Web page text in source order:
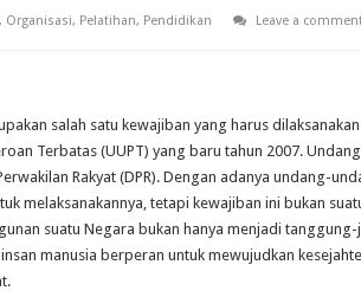
, Organisasi, Pelatihan, Pendidikan
Leave a
salah satu kewajiban yang harus
Terbatas (UUPT) yang baru tahun 2007.
Rakyat (DPR). Dengan adanya undang-
melaksanakannya, tetapi kewajiban ini bukan
suatu Negara bukan hanya menjadi
manusia berperan untuk mewujudkan